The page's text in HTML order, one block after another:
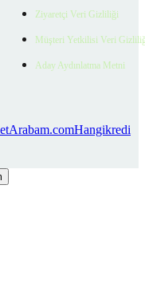
Ziyaretçi Veri Gizliliği
Müşteri Yetkilisi Veri
Aday Aydınlatma Metni
Arabam.comHangikredi